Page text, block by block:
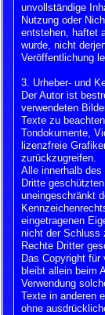
unvollständige
Nutzung oder
entstehen, haftet
wurde, nicht
Veröffentlichung
3. Urheber- und
Der Autor ist
verwendeten
Texte zu
Tondokumente,
lizenzfreie
zurückzugreifen.
Alle innerhalb
Dritte
uneingeschränkt
eingetragenen
nicht der Schluss
Rechte Dritter
Das Copyright
bleibt allein beim
Verwendung
Texte in anderen
ohne